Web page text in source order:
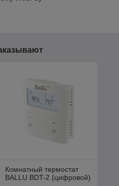
Комнатный термостат
BALLU BDT-2 (цифровой)